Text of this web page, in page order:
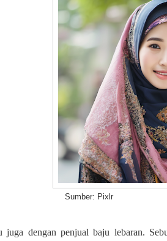
Pixlr
juga dengan penjual baju lebaran.